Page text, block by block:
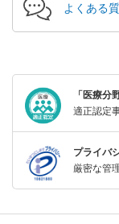
よくある
「医療分
適正認定
プライバ
厳密な管